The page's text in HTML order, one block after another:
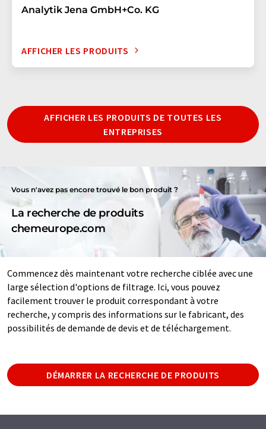
Analytik Jena GmbH+Co. KG
AFFICHER LES PRODUITS
AFFICHER LES PRODUITS DE TOUTES LES
ENTREPRISES
Vous n'avez pas encore trouvé le bon produit ?
La recherche de produits
chemeurope.com
Commencez dès maintenant votre recherche ciblée avec une
large sélection d'options de filtrage. Ici, vous pouvez
facilement trouver le produit correspondant à votre
recherche, y compris des informations sur le fabricant, des
possibilités de demande de devis et de téléchargement.
DÉMARRER LA RECHERCHE DE PRODUITS